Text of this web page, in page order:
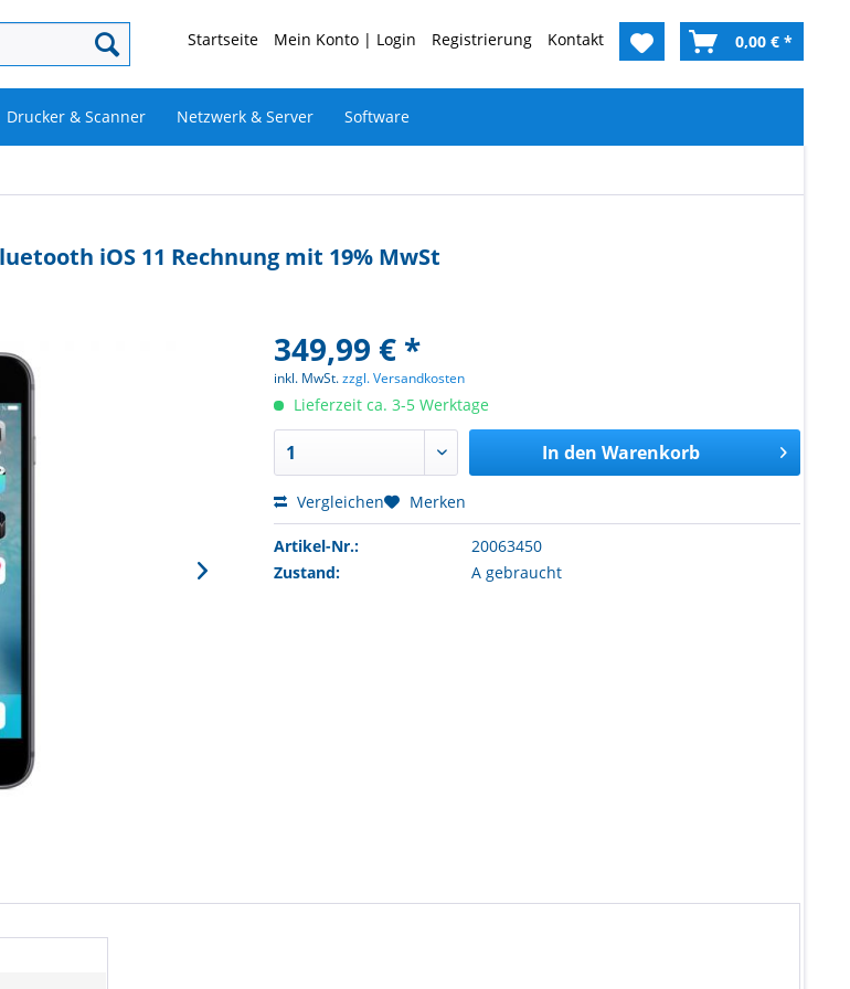
Startseite Mein Konto | Login Registrierung Kontakt 0,00 € *
Drucker & Scanner Netzwerk & Server Software
iOS 11 Rechnung mit 19% MwSt
349,99 € *
inkl. MwSt.zzgl. Versandkosten
Lieferzeit ca. 3-5 Werktage
In den Warenkorb
Vergleichen Merken
Artikel-Nr.:
20063450
Zustand:
A gebraucht